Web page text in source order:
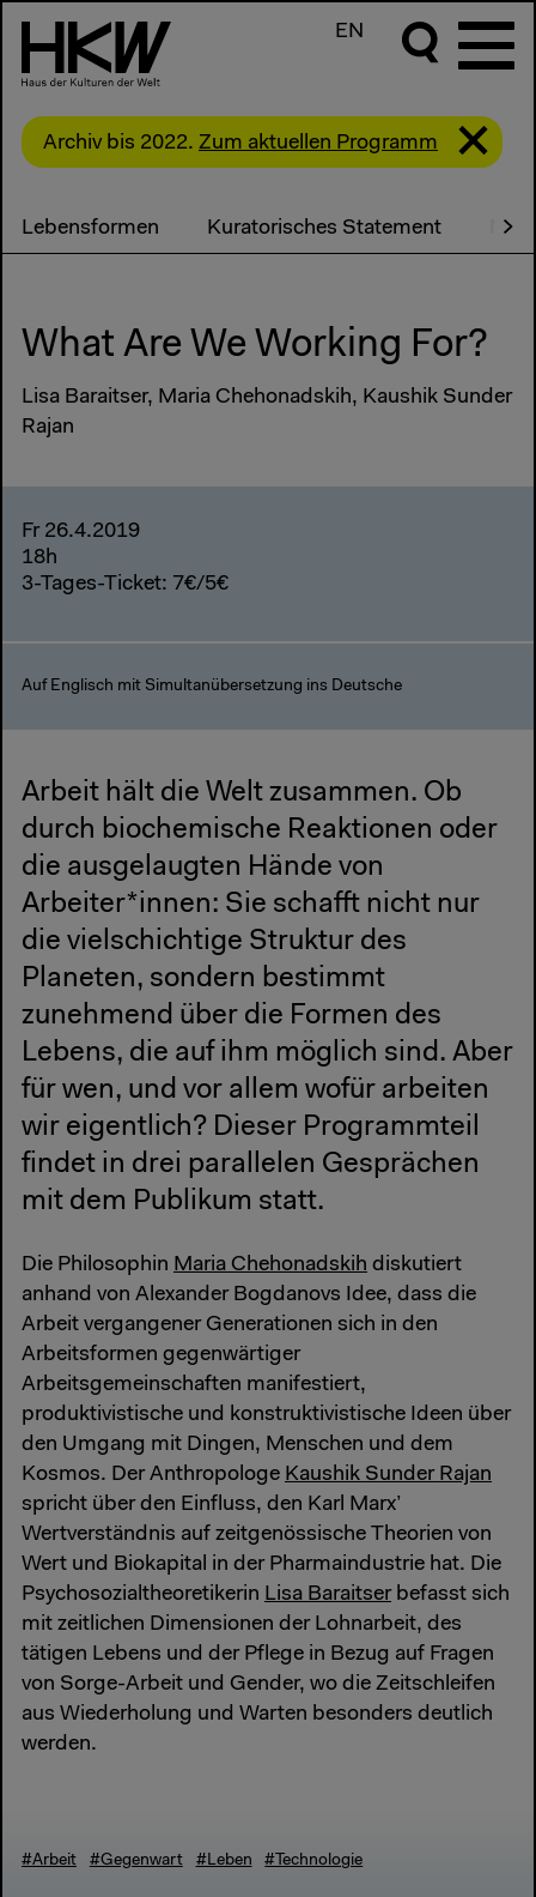
EN
Archiv bis 2022. Zum aktuellen Programm
Lebensformen Kuratorisches Statement
What Are We Working For?
Lisa Baraitser, Maria Chehonadskih, Kaushik Sunder
Rajan
Fr 26.4.2019
18h
3-Tages-Ticket: 7€/5€
Auf Englisch mit Simultanübersetzung ins Deutsche
Arbeit hält die Welt zusammen. Ob
durch biochemische Reaktionen oder
die ausgelaugten Hände von
Arbeiter*innen: Sie schafft nicht nur
die vielschichtige Struktur des
Planeten, sondern bestimmt
zunehmend über die Formen des
Lebens, die auf ihm möglich sind. Aber
für wen, und vor allem wofür arbeiten
wir eigentlich? Dieser Programmteil
findet in drei parallelen Gesprächen
mit dem Publikum statt.
Die Philosophin Maria Chehonadskih diskutiert
anhand von Alexander Bogdanovs Idee, dass die
Arbeit vergangener Generationen sich in den
Arbeitsformen gegenwärtiger
Arbeitsgemeinschaften manifestiert,
produktivistische und konstruktivistische Ideen über
den Umgang mit Dingen, Menschen und dem
Kosmos. Der Anthropologe Kaushik Sunder Rajan
spricht über den Einfluss, den Karl Marx’
Wertverständnis auf zeitgenössische Theorien von
Wert und Biokapital in der Pharmaindustrie hat. Die
Psychosozialtheoretikerin Lisa Baraitserbefasst sich
mit zeitlichen Dimensionen der Lohnarbeit, des
tätigen Lebens und der Pflege in Bezug auf Fragen
von Sorge-Arbeit und Gender, wo die Zeitschleifen
aus Wiederholung und Warten besonders deutlich
werden.
#Arbeit #Gegenwart #Leben #Technologie